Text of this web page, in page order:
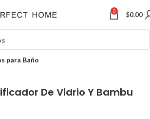
0 $0.00
para Baño
De Vidrio Y Bambu